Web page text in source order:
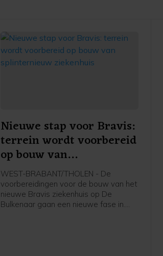
Nieuwe stap voor Bravis:
terrein wordt voorbereid
op bouw van
splinternieuw ziekenhuis
WEST-BRABANT/THOLEN - De
voorbereidingen voor de bouw van het
nieuwe Bravis ziekenhuis op De
Bulkenaar gaan een nieuwe fase in.